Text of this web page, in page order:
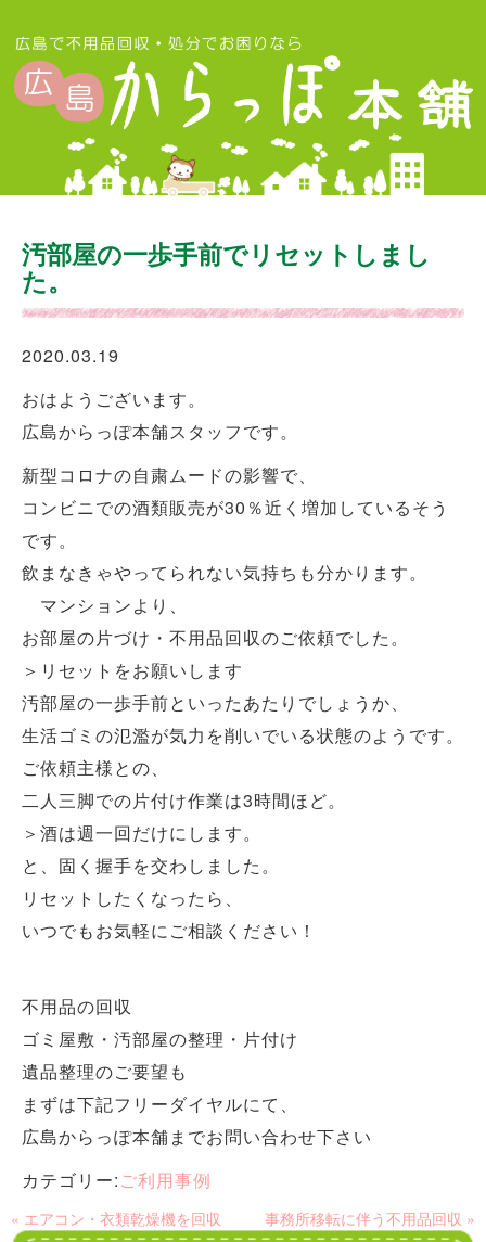
汚部屋の一歩手前でリセットしまし
た。
2020.03.19
おはようございます。
広島からっぽ本舗スタッフです。
新型コロナの自粛ムードの影響で、
コンビニでの酒類販売が30％近く増加しているそう
です。
飲まなきゃやってられない気持ちも分かります。
マンションより、
お部屋の片づけ・不用品回収のご依頼でした。
＞リセットをお願いします
汚部屋の一歩手前といったあたりでしょうか、
生活ゴミの氾濫が気力を削いでいる状態のようです。
ご依頼主様との、
二人三脚での片付け作業は3時間ほど。
＞酒は週一回だけにします。
と、固く握手を交わしました。
リセットしたくなったら、
いつでもお気軽にご相談ください！
不用品の回収
ゴミ屋敷・汚部屋の整理・片付け
遺品整理のご要望も
まずは下記フリーダイヤルにて、
広島からっぽ本舗までお問い合わせ下さい
カテゴリー:ご利用事例
« エアコン・衣類乾燥機を回収 事務所移転に伴う不用品回収 »